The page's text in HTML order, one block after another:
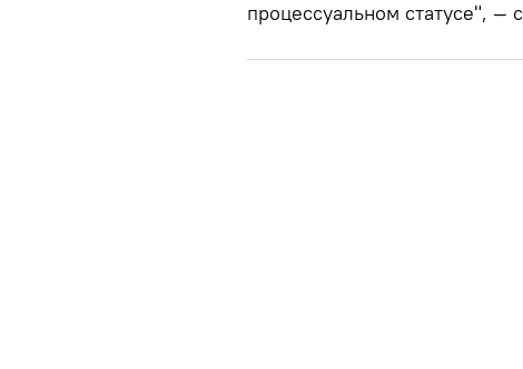
процессуальном статусе", —